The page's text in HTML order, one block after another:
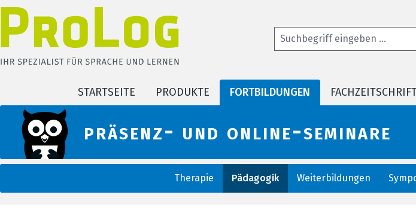
Hauptinhalt springen
Zur Suche springen
Zur Hauptnavigation springen
STARTSEITE PRODUKTE FORTBILDUNGEN
präsenz- und online-seminare
Therapie Pädagogik Weiterbildungen